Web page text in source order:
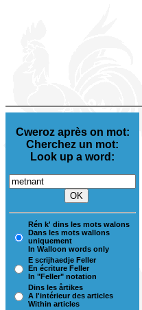
Cweroz après on mot:
Cherchez un mot:
Look up a word:
Rén k' dins les mots walons
Dans les mots wallons
uniquement
In Walloon words only
E scrijhaedje Feller
En écriture Feller
In "Feller" notation
Dins les årtikes
A l'intérieur des articles
Within articles